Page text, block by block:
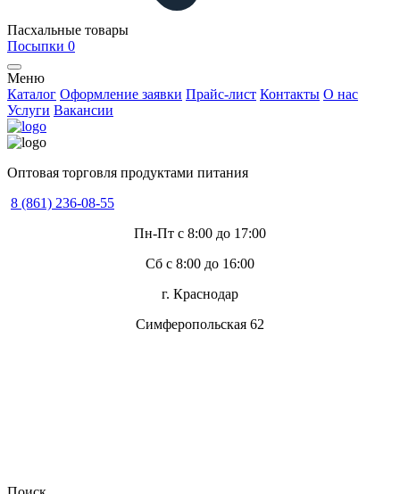
Пасхальные товары
Посыпки 0
Меню
Каталог Оформление заявки Прайс-лист Контакты О нас
Услуги Вакансии
Оптовая торговля продуктами питания
8 (861) 236-08-55
Пн-Пт с 8:00 до 17:00
Сб с 8:00 до 16:00
г. Краснодар
Симферопольская 62